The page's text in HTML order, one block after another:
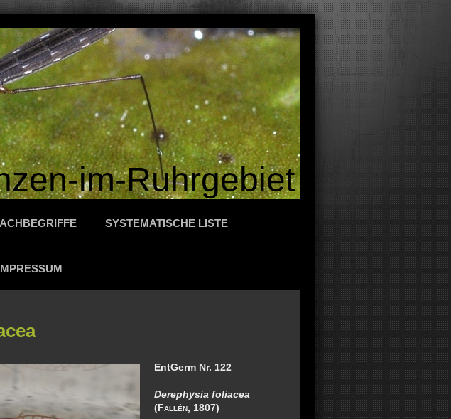
im-Ruhrgebiet
SYSTEMATISCHE LISTE
EntGerm Nr. 122
Derephysia foliacea
(Fallén, 1807)